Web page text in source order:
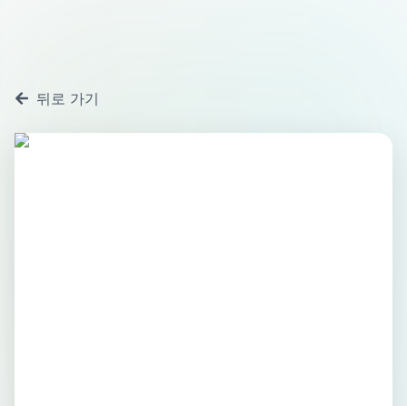
뒤로 가기